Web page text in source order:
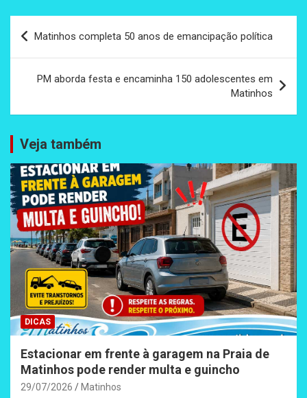
Navegação
de
Post
Matinhos completa 50 anos de emancipação política
PM aborda festa e encaminha 150 adolescentes em
Matinhos
Veja também
DICAS
Estacionar em frente à garagem na Praia de
Matinhos pode render multa e guincho
29/07/2026 Matinhos